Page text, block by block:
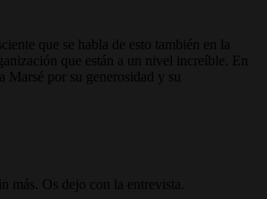
que se habla de esto también en la
que están a un nivel increíble. En
por su generosidad y su
más. Os dejo con la entrevista.